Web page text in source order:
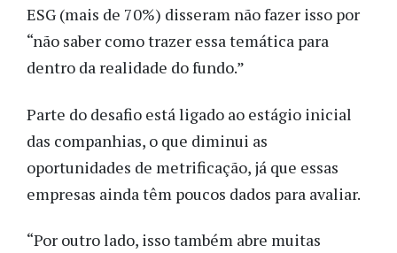
ESG (mais de 70%) disseram não fazer isso por
“não saber como trazer essa temática para
dentro da realidade do fundo.”
Parte do desafio está ligado ao estágio inicial
das companhias, o que diminui as
oportunidades de metrificação, já que essas
empresas ainda têm poucos dados para avaliar.
“Por outro lado, isso também abre muitas